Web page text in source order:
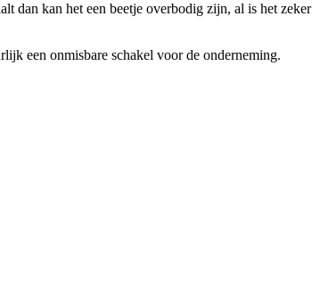
dan kan het een beetje overbodig zijn, al is het
een onmisbare schakel voor de onderneming.